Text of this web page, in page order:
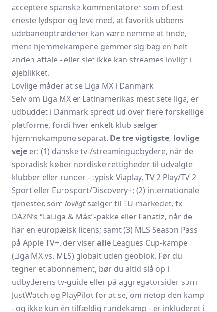
acceptere spanske kommentatorer som oftest
eneste lydspor og leve med, at favoritklubbens
udebaneoptrædener kan være nemme at finde,
mens hjemmekampene gemmer sig bag en helt
anden aftale - eller slet ikke kan streames lovligt i
øjeblikket.
Lovlige måder at se Liga MX i Danmark
Selv om Liga MX er Latinamerikas mest sete liga, er
udbuddet i Danmark spredt ud over flere forskellige
platforme, fordi hver enkelt klub sælger
hjemmekampene separat. De tre vigtigste, lovlige
veje er: (1) danske tv-/streamingudbydere, når de
sporadisk køber nordiske rettigheder til udvalgte
klubber eller runder - typisk Viaplay, TV 2 Play/TV 2
Sport eller Eurosport/Discovery+; (2) internationale
tjenester, som lovligtsælger til EU-markedet, fx
DAZN’s “LaLiga & Más”-pakke eller Fanatiz, når de
har en europæisk licens; samt (3) MLS Season Pass
på Apple TV+, der viseralle Leagues Cup-kampe
(Liga MX vs. MLS) globalt uden geoblok. Før du
tegner et abonnement, bør du altid slå op i
udbyderens tv-guide eller på aggregatorsider som
JustWatch og PlayPilot for at se, om netop den kamp
- og ikke kun én tilfældig rundekamp - er inkluderet i